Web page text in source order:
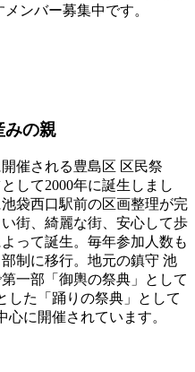
ンバー募集中です。
みの親
催される豊島区 区民祭
して2000年に誕生しまし
袋西口駅前の区画整理が完
街、綺麗な街、安心して歩
って誕生。毎年参加人数も
制に移行。地元の鎮守 池
一部「御輿の祭典」として
した「踊りの祭典」として
心に開催されています。